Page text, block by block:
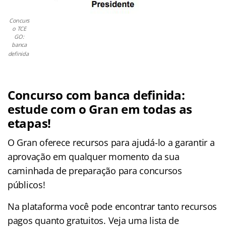
Concurs
o TCE
GO:
banca
definida
Concurso com banca definida:
estude com o Gran em todas as
etapas!
O Gran oferece recursos para ajudá-lo a garantir a
aprovação em qualquer momento da sua
caminhada de preparação para concursos
públicos!
Na plataforma você pode encontrar tanto recursos
pagos quanto gratuitos. Veja uma lista de